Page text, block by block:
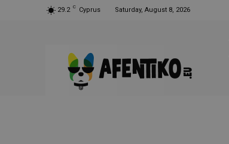
29.2 C Cyprus Saturday, August 8, 2026